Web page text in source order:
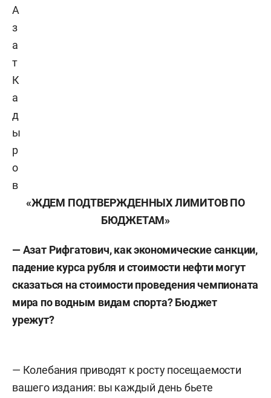
А
з
а
т
К
а
д
ы
р
о
в
«ЖДЕМ ПОДТВЕРЖДЕННЫХ ЛИМИТОВ ПО
БЮДЖЕТАМ»
— Азат Рифгатович, как экономические санкции,
падение курса рубля и стоимости нефти могут
сказаться на стоимости проведения чемпионата
мира по водным видам спорта? Бюджет
урежут?
— Колебания приводят к росту посещаемости
вашего издания: вы каждый день бьете